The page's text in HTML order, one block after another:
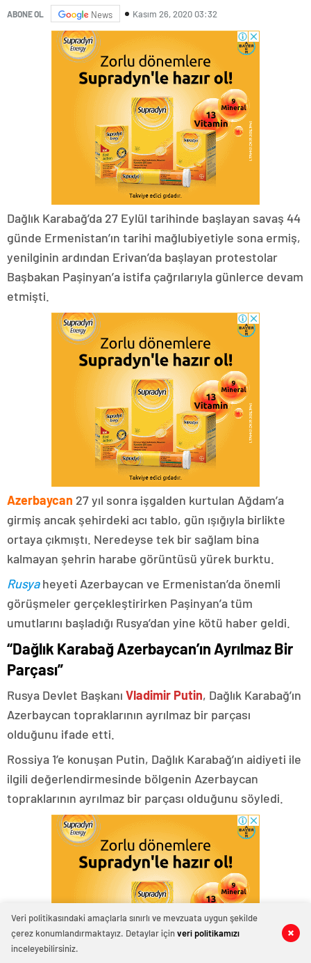
0 0
0 0
ABONE OL News Kasım 26, 2020 03:32
0 0
Dağlık Karabağ’da 27 Eylül tarihinde başlayan savaş 44
günde Ermenistan’ın tarihi mağlubiyetiyle sona ermiş,
yenilginin ardından Erivan’da başlayan protestolar
Başbakan Paşinyan’a istifa çağrılarıyla günlerce devam
etmişti.
Azerbaycan 27 yıl sonra işgalden kurtulan Ağdam’a
girmiş ancak şehirdeki acı tablo, gün ışığıyla birlikte
ortaya çıkmıştı. Neredeyse tek bir sağlam bina
kalmayan şehrin harabe görüntüsü yürek burktu.
Rusyaheyeti Azerbaycan ve Ermenistan’da önemli
görüşmeler gerçekleştirirken Paşinyan’a tüm
umutlarını başladığı Rusya’dan yine kötü haber geldi.
“Dağlık Karabağ Azerbaycan’ın Ayrılmaz Bir
Parçası”
Rusya Devlet Başkanı Vladimir Putin, Dağlık Karabağ’ın
Azerbaycan topraklarının ayrılmaz bir parçası
olduğunu ifade etti.
Rossiya 1’e konuşan Putin, Dağlık Karabağ’ın aidiyeti ile
ilgili değerlendirmesinde bölgenin Azerbaycan
topraklarının ayrılmaz bir parçası olduğunu söyledi.
Veri politikasındaki amaçlarla sınırlı ve mevzuata uygun şekilde
çerez konumlandırmaktayız. Detaylar içinveri politikamızı
inceleyebilirsiniz.